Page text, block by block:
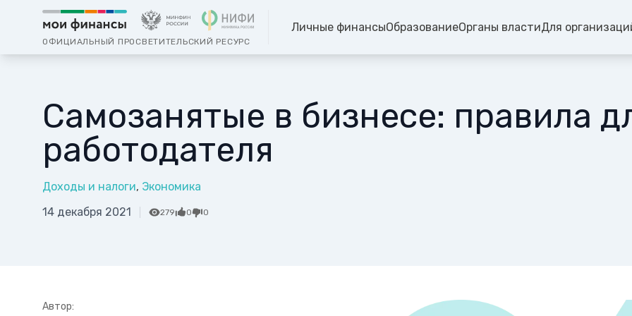
ОФИЦИАЛЬНЫЙ ПРОСВЕТИТЕЛЬСКИЙ РЕСУРС
Личные финансыОбразованиеОрганы властиДля
Самозанятые в бизнесе: правила
работодателя
Доходы и налоги Экономика
14 декабря 2021
279 0 0
Автор: